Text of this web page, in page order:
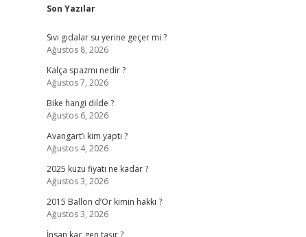
Sidebar
Son Yazılar
Sıvı gıdalar su yerine geçer mi ?
Ağustos 8, 2026
Kalça spazmı nedir ?
Ağustos 7, 2026
Bike hangi dilde ?
Ağustos 6, 2026
Avangart’ı kim yaptı ?
Ağustos 4, 2026
2025 kuzu fiyatı ne kadar ?
Ağustos 3, 2026
2015 Ballon d’Or kimin hakkı ?
Ağustos 3, 2026
İnsan kaç gen taşır ?